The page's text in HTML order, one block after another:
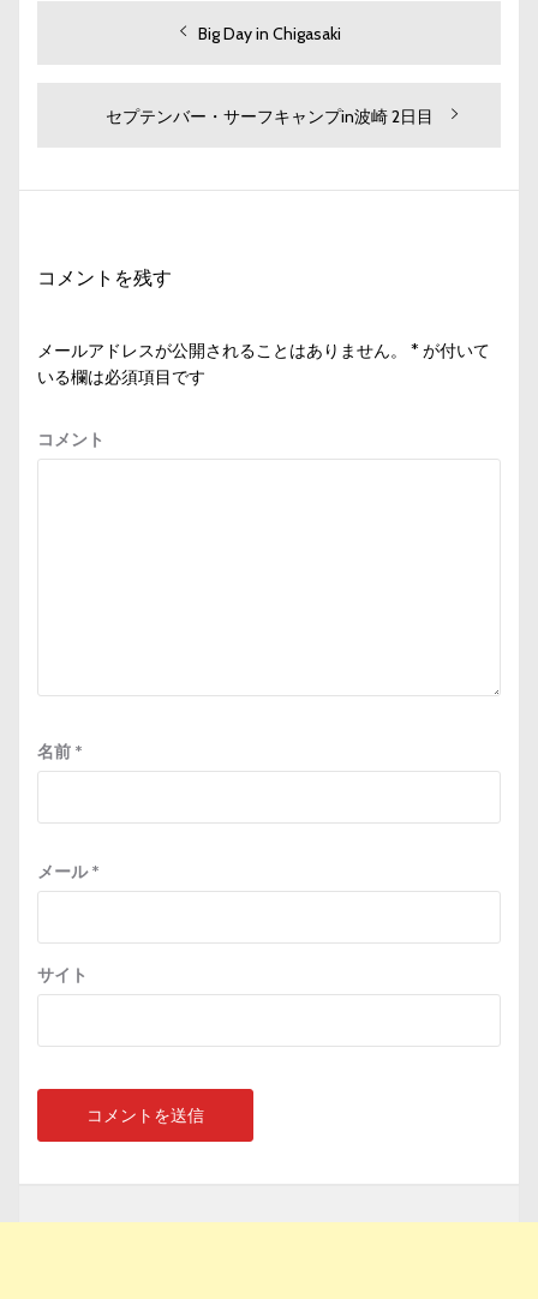
ョ
過
投
Big Day in Chigasaki
次
稿:
セプテンバー・サーフキャンプin波崎 2日目
コメントを残す
メールアドレスが公開されることはありません。 * が付いて
いる欄は必須項目です
コメント
名前 *
メール*
サイト